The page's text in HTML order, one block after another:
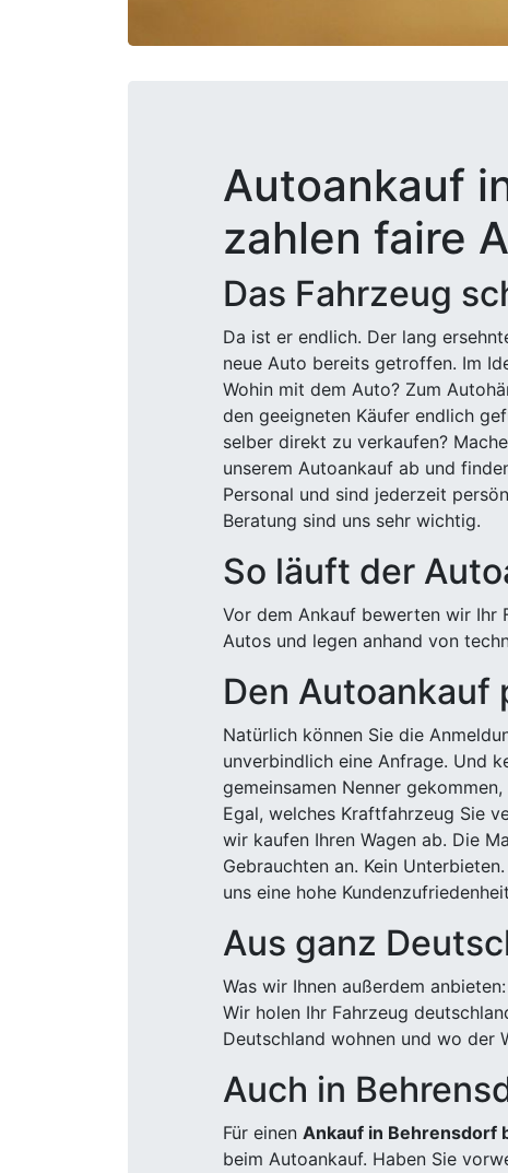
Autoankauf
zahlen faire
Das Fahrzeug
Da ist er endlich. Der lang
neue Auto bereits getroffen. Im
Wohin mit dem Auto? Zum
den geeigneten Käufer endlich
selber direkt zu verkaufen?
unserem Autoankauf ab und
Personal und sind jederzeit
Beratung sind uns sehr wichtig.
So läuft der
Vor dem Ankauf bewerten wir Ihr
Autos und legen anhand von
Den Autoankauf
Natürlich können Sie die
unverbindlich eine Anfrage. Und
gemeinsamen Nenner
Egal, welches Kraftfahrzeug Sie
wir kaufen Ihren Wagen ab. Die
Gebrauchten an. Kein
uns eine hohe
Aus ganz
Was wir Ihnen außerdem
Wir holen Ihr Fahrzeug
Deutschland wohnen und wo der
Auch in
Für einen Ankauf in Behrensdorf
beim Autoankauf. Haben Sie